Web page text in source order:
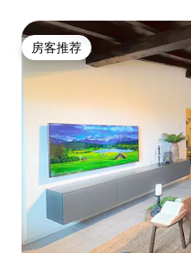
房客推荐
房客推荐